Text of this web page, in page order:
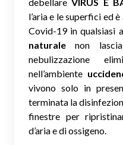
l’aria e le superfici ed
Covid-19 in qualsiasi
naturale non
nebulizzazione
nell’ambiente
vivono solo in
terminata la
finestre per
d’aria e di ossigeno.